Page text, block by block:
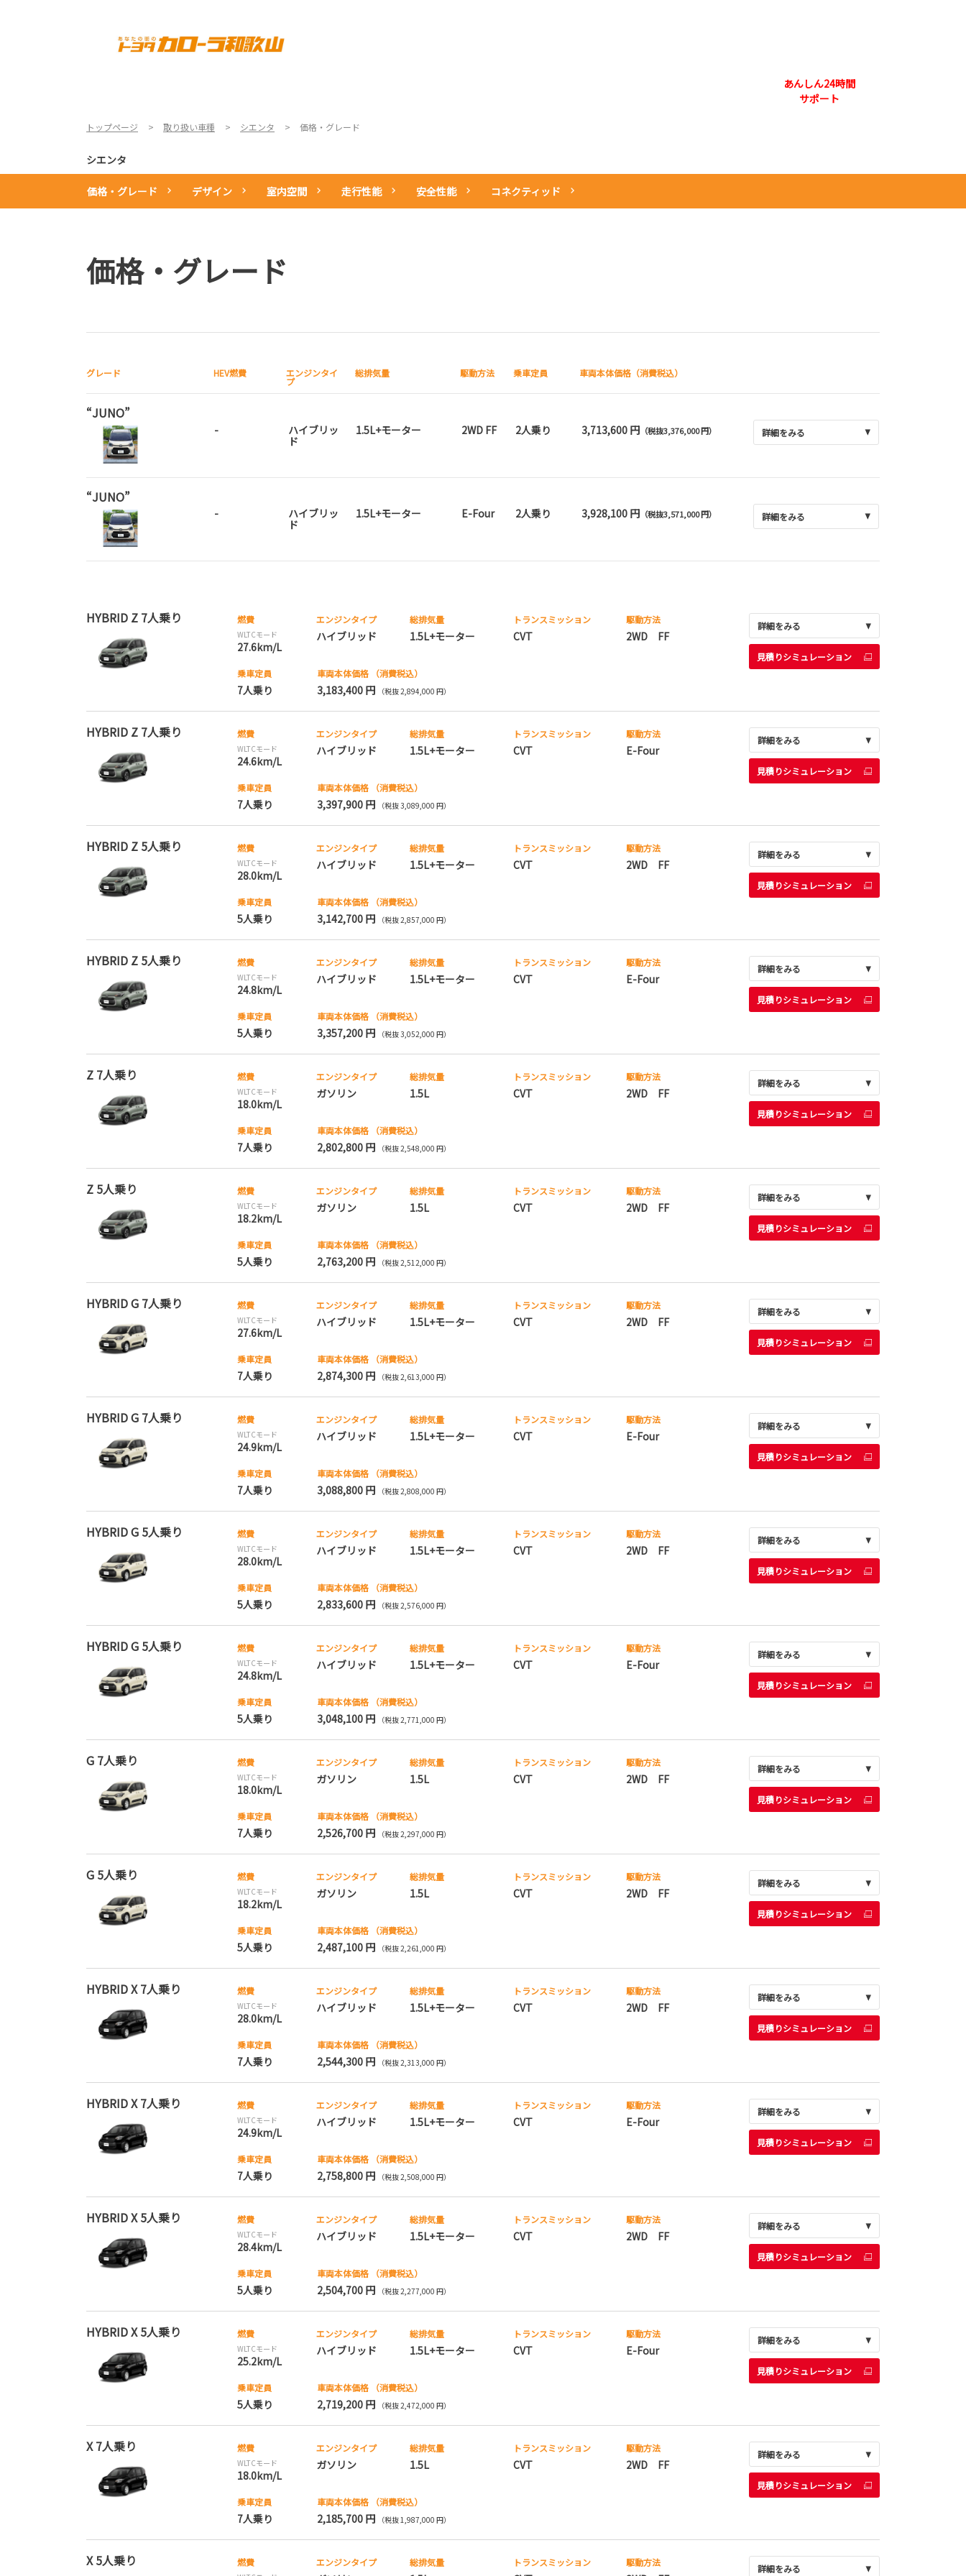
あんしん24時間
サポート
トップページ 取り扱い車種 シエンタ 価格・グレード
シエンタ
価格・グレード デザイン 室内空間 走行性能 安全性能 コネクティッド
価格・グレード
グレード HEV燃費 エンジンタイ
プ
総排気量 駆動方法 乗車定員 車両本体価格（消費税込）
“JUNO”
-
ハイブリッ
ド
1.5L+モーター 2WD FF 2人乗り 3,713,600 円 （税抜3,376,000 円） 詳細をみる
“JUNO”
-
ハイブリッ
ド
1.5L+モーター E-Four 2人乗り 3,928,100 円（税抜3,571,000 円） 詳細をみる
HYBRID Z 7人乗り 燃費
WLTCモード
27.6km/L
エンジンタイプ
ハイブリッド
総排気量
1.5L+モーター
トランスミッション
CVT
駆動方法
2WD FF
乗車定員
7人乗り
車両本体価格 （消費税込）
3,183,400 円 （税抜 2,894,000 円）
詳細をみる
見積りシミュレーション
HYBRID Z 7人乗り 燃費
WLTCモード
24.6km/L
エンジンタイプ
ハイブリッド
総排気量
1.5L+モーター
トランスミッション
CVT
駆動方法
E-Four
乗車定員
7人乗り
車両本体価格 （消費税込）
3,397,900 円 （税抜 3,089,000 円）
詳細をみる
見積りシミュレーション
HYBRID Z 5人乗り 燃費
WLTCモード
28.0km/L
エンジンタイプ
ハイブリッド
総排気量
1.5L+モーター
トランスミッション
CVT
駆動方法
2WD FF
乗車定員
5人乗り
車両本体価格 （消費税込）
3,142,700 円 （税抜 2,857,000 円）
詳細をみる
見積りシミュレーション
HYBRID Z 5人乗り 燃費
WLTCモード
24.8km/L
エンジンタイプ
ハイブリッド
総排気量
1.5L+モーター
トランスミッション
CVT
駆動方法
E-Four
乗車定員
5人乗り
車両本体価格 （消費税込）
3,357,200 円 （税抜 3,052,000 円）
詳細をみる
見積りシミュレーション
Z 7人乗り 燃費
WLTCモード
18.0km/L
エンジンタイプ
ガソリン
総排気量
1.5L
トランスミッション
CVT
駆動方法
2WD FF
乗車定員
7人乗り
車両本体価格 （消費税込）
2,802,800 円 （税抜 2,548,000 円）
詳細をみる
見積りシミュレーション
Z 5人乗り 燃費
WLTCモード
18.2km/L
エンジンタイプ
ガソリン
総排気量
1.5L
トランスミッション
CVT
駆動方法
2WD FF
乗車定員
5人乗り
車両本体価格 （消費税込）
2,763,200 円 （税抜 2,512,000 円）
詳細をみる
見積りシミュレーション
HYBRID G 7人乗り 燃費
WLTCモード
27.6km/L
エンジンタイプ
ハイブリッド
総排気量
1.5L+モーター
トランスミッション
CVT
駆動方法
2WD FF
乗車定員
7人乗り
車両本体価格 （消費税込）
2,874,300 円 （税抜 2,613,000 円）
詳細をみる
見積りシミュレーション
HYBRID G 7人乗り 燃費
WLTCモード
24.9km/L
エンジンタイプ
ハイブリッド
総排気量
1.5L+モーター
トランスミッション
CVT
駆動方法
E-Four
乗車定員
7人乗り
車両本体価格 （消費税込）
3,088,800 円 （税抜 2,808,000 円）
詳細をみる
見積りシミュレーション
HYBRID G 5人乗り 燃費
WLTCモード
28.0km/L
エンジンタイプ
ハイブリッド
総排気量
1.5L+モーター
トランスミッション
CVT
駆動方法
2WD FF
乗車定員
5人乗り
車両本体価格 （消費税込）
2,833,600 円 （税抜 2,576,000 円）
詳細をみる
見積りシミュレーション
HYBRID G 5人乗り 燃費
WLTCモード
24.8km/L
エンジンタイプ
ハイブリッド
総排気量
1.5L+モーター
トランスミッション
CVT
駆動方法
E-Four
乗車定員
5人乗り
車両本体価格 （消費税込）
3,048,100 円 （税抜 2,771,000 円）
詳細をみる
見積りシミュレーション
G 7人乗り 燃費
WLTCモード
18.0km/L
エンジンタイプ
ガソリン
総排気量
1.5L
トランスミッション
CVT
駆動方法
2WD FF
乗車定員
7人乗り
車両本体価格 （消費税込）
2,526,700 円 （税抜 2,297,000 円）
詳細をみる
見積りシミュレーション
G 5人乗り 燃費
WLTCモード
18.2km/L
エンジンタイプ
ガソリン
総排気量
1.5L
トランスミッション
CVT
駆動方法
2WD FF
乗車定員
5人乗り
車両本体価格 （消費税込）
2,487,100 円 （税抜 2,261,000 円）
詳細をみる
見積りシミュレーション
HYBRID X 7人乗り 燃費
WLTCモード
28.0km/L
エンジンタイプ
ハイブリッド
総排気量
1.5L+モーター
トランスミッション
CVT
駆動方法
2WD FF
乗車定員
7人乗り
車両本体価格 （消費税込）
2,544,300 円 （税抜 2,313,000 円）
詳細をみる
見積りシミュレーション
HYBRID X 7人乗り 燃費
WLTCモード
24.9km/L
エンジンタイプ
ハイブリッド
総排気量
1.5L+モーター
トランスミッション
CVT
駆動方法
E-Four
乗車定員
7人乗り
車両本体価格 （消費税込）
2,758,800 円 （税抜 2,508,000 円）
詳細をみる
見積りシミュレーション
HYBRID X 5人乗り 燃費
WLTCモード
28.4km/L
エンジンタイプ
ハイブリッド
総排気量
1.5L+モーター
トランスミッション
CVT
駆動方法
2WD FF
乗車定員
5人乗り
車両本体価格 （消費税込）
2,504,700 円 （税抜 2,277,000 円）
詳細をみる
見積りシミュレーション
HYBRID X 5人乗り 燃費
WLTCモード
25.2km/L
エンジンタイプ
ハイブリッド
総排気量
1.5L+モーター
トランスミッション
CVT
駆動方法
E-Four
乗車定員
5人乗り
車両本体価格 （消費税込）
2,719,200 円 （税抜 2,472,000 円）
詳細をみる
見積りシミュレーション
X 7人乗り 燃費
WLTCモード
18.0km/L
エンジンタイプ
ガソリン
総排気量
1.5L
トランスミッション
CVT
駆動方法
2WD FF
乗車定員
7人乗り
車両本体価格 （消費税込）
2,185,700 円 （税抜 1,987,000 円）
詳細をみる
見積りシミュレーション
X 5人乗り 燃費 エンジンタイプ 総排気量 トランスミッション 駆動方法
詳細をみる